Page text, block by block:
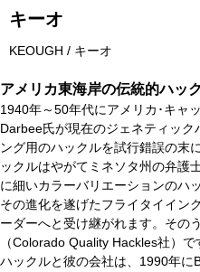
キーオ
KEOUGH / キーオ
アメリカ東海岸の伝統的ハッ
1940年～50年代にアメリカ･キャ
Darbee氏が現在のジェネティッ
ング用のハックルを試行錯誤の末
ックルはやがてミネソタ州の弁護
に細いカラーバリエーションのハ
その進化を遂げたフライタイイン
ーダーへと受け継がれます。その
（Colorado Quality Hackles社）
ハックルと彼の会社は、1990年に